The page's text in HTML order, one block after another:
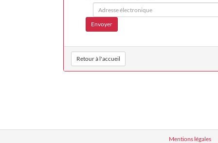
Retour à l'accueil
Mentions légales